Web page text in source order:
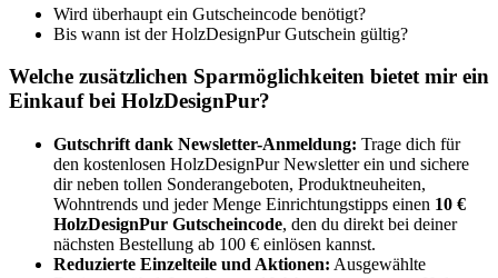
Wird überhaupt ein Gutscheincode benötigt?
Bis wann ist der HolzDesignPur Gutschein gültig?
Welche zusätzlichen Sparmöglichkeiten bietet mir ein
Einkauf bei HolzDesignPur?
Gutschrift dank Newsletter-Anmeldung: Trage dich für
den kostenlosen HolzDesignPur Newsletter ein und sichere
dir neben tollen Sonderangeboten, Produktneuheiten,
Wohntrends und jeder Menge Einrichtungstipps einen 10 €
HolzDesignPur Gutscheincode, den du direkt bei deiner
nächsten Bestellung ab 100 € einlösen kannst.
Reduzierte Einzelteile und Aktionen: Ausgewählte